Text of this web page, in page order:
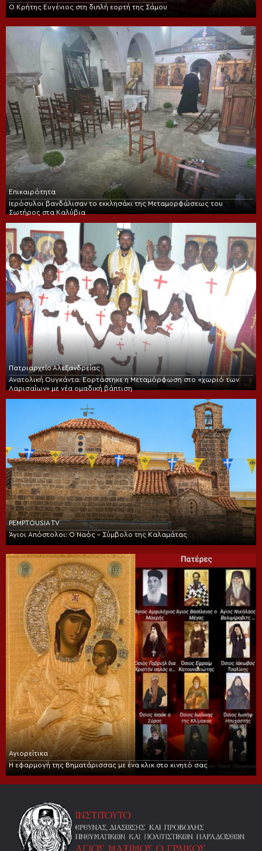
Ο Κρήτης Ευγένιος στη διπλή εορτή της Σάμου
Επικαιρότητα
Ιερόσυλοι βανδάλισαν το εκκλησάκι της Μεταμορφώσεως του
Σωτήρος στα Καλύβια
Πατριαρχείο Αλεξανδρείας
Ανατολική Ουγκάντα: Εορτάστηκε η Μεταμόρφωση στο «χωριό των
Λαρισαίων» με νέα ομαδική βάπτιση
PEMPTOUSIA TV
Άγιοι Απόστολοι: Ο Ναός – Σύμβολο της Καλαμάτας
Αγιορείτικα
Η εφαρμογή της Βηματάρισσας με ένα κλικ στο κινητό σας